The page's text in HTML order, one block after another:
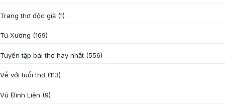
Trang thơ độc giả (1)
Tú Xương (169)
Tuyển tập bài thơ hay nhất (556)
Về với tuổi thơ (113)
Vũ Đình Liên (9)